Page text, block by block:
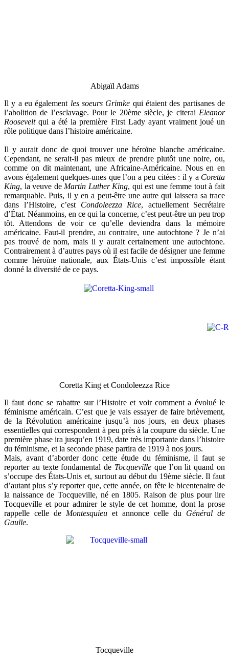
Abigaïl Adams
Il y a eu également les soeurs Grimke qui étaient des partisanes de
l’abolition de l’esclavage. Pour le 20ème siècle, je citerai Eleanor
Roosevelt qui a été la première First Lady ayant vraiment joué un
rôle politique dans l’histoire américaine.
Il y aurait donc de quoi trouver une héroïne blanche américaine.
Cependant, ne serait-il pas mieux de prendre plutôt une noire, ou,
comme on dit maintenant, une Africaine-Américaine. Nous en en
avons également quelques-unes que l’on a peu citées : il y a Coretta
King, la veuve de Martin Luther King, qui est une femme tout à fait
remarquable. Puis, il y en a peut-être une autre qui laissera sa trace
dans l’Histoire, c’est Condoleezza Rice, actuellement Secrétaire
d’État. Néanmoins, en ce qui la concerne, c’est peut-être un peu trop
tôt. Attendons de voir ce qu’elle deviendra dans la mémoire
américaine. Faut-il prendre, au contraire, une autochtone ? Je n’ai
pas trouvé de nom, mais il y aurait certainement une autochtone.
Contrairement à d’autres pays où il est facile de désigner une femme
comme héroïne nationale, aux États-Unis c’est impossible étant
donné la diversité de ce pays.
Coretta King et Condoleezza Rice
Il faut donc se rabattre sur l’Histoire et voir comment a évolué le
féminisme américain. C’est que je vais essayer de faire brièvement,
de la Révolution américaine jusqu’à nos jours, en deux phases
essentielles qui correspondent à peu près à la coupure du siècle. Une
première phase ira jusqu’en 1919, date très importante dans l’histoire
du féminisme, et la seconde phase partira de 1919 à nos jours.
Mais, avant d’aborder donc cette étude du féminisme, il faut se
reporter au texte fondamental de Tocqueville que l’on lit quand on
s’occupe des États-Unis et, surtout au début du 19ème siècle. Il faut
d’autant plus s’y reporter que, cette année, on fête le bicentenaire de
la naissance de Tocqueville, né en 1805. Raison de plus pour lire
Tocqueville et pour admirer le style de cet homme, dont la prose
rappelle celle de Montesquieu et annonce celle du Général de
Gaulle.
Tocqueville